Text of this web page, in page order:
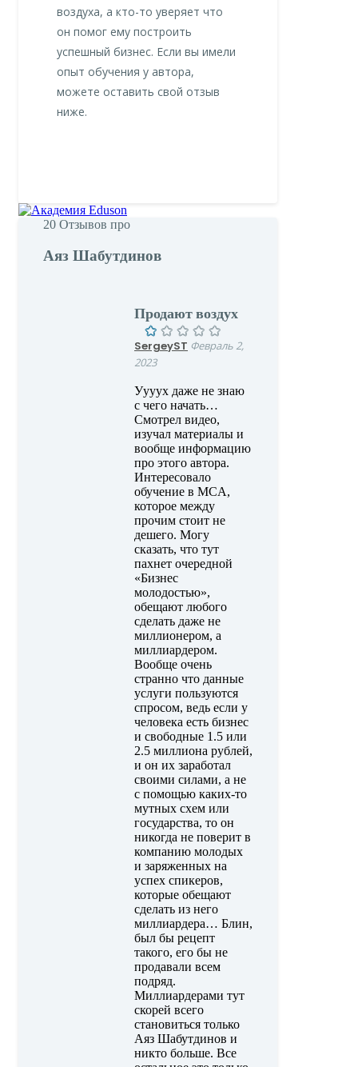
воздуха, а кто-то уверяет что
он помог ему построить
успешный бизнес. Если вы имели
опыт обучения у автора,
можете оставить свой отзыв
ниже.
20 Отзывов про
Аяз Шабутдинов
Продают воздух
SergeyST Февраль 2,
2023
Уууух даже не знаю
с чего начать…
Смотрел видео,
изучал материалы и
вообще информацию
про этого автора.
Интересовало
обучение в MCA,
которое между
прочим стоит не
дешего. Могу
сказать, что тут
пахнет очередной
«Бизнес
молодостью»,
обещают любого
сделать даже не
миллионером, а
миллиардером.
Вообще очень
странно что данные
услуги пользуются
спросом, ведь если у
человека есть бизнес
и свободные 1.5 или
2.5 миллиона рублей,
и он их заработал
своими силами, а не
с помощью каких-то
мутных схем или
государства, то он
никогда не поверит в
компанию молодых
и заряженных на
успех спикеров,
которые обещают
сделать из него
миллиардера… Блин,
был бы рецепт
такого, его бы не
продавали всем
подряд.
Миллиардерами тут
скорей всего
становиться только
Аяз Шабутдинов и
никто больше. Все